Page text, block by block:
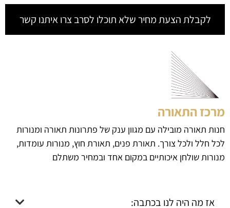
לקבלת הצעת מחיר שלא תוכלו לסרב צרו איתנו קשר
מרכז התאורה
חנות תאורה מובילה עם מגוון ענק של פתרונות תאורה ומנורות
לכל חלל ולכל צורך. תאורת פנים, תאורת חוץ, מנורות עומדות,
מנורות שולחן איכותיים במקום אחד ובמחיר משתלם
אז מה היה לנו בכתבה: